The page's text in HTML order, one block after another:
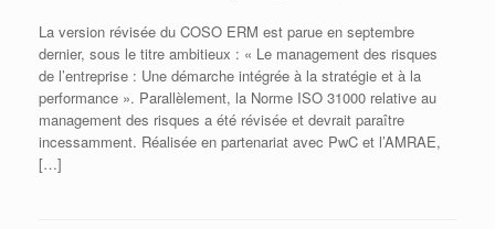
La version révisée du COSO ERM est parue en septembre
dernier, sous le titre ambitieux : « Le management des risques
de l’entreprise : Une démarche intégrée à la stratégie et à la
performance ». Parallèlement, la Norme ISO 31000 relative au
management des risques a été révisée et devrait paraître
incessamment. Réalisée en partenariat avec PwC et l’AMRAE,
[…]